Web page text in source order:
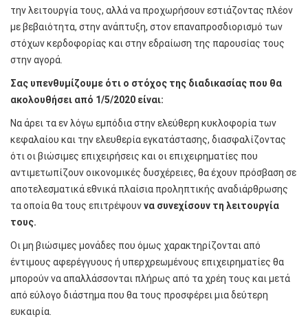
την λειτουργία τους, αλλά να προχωρήσουν εστιάζοντας πλέον
με βεβαιότητα, στην ανάπτυξη, στον επαναπροσδιορισμό των
στόχων κερδοφορίας και στην εδραίωση της παρουσίας τους
στην αγορά.
Σας υπενθυμίζουμε ότι ο στόχος της διαδικασίας που θα
ακολουθήσει από 1/5/2020 είναι:
Να άρει τα εν λόγω εμπόδια στην ελεύθερη κυκλοφορία των
κεφαλαίου και την ελευθερία εγκατάστασης, διασφαλίζοντας
ότι οι βιώσιμες επιχειρήσεις και οι επιχειρηματίες που
αντιμετωπίζουν οικονομικές δυσχέρειες, θα έχουν πρόσβαση σε
αποτελεσματικά εθνικά πλαίσια προληπτικής αναδιάρθρωσης
τα οποία θα τους επιτρέψουννα συνεχίσουν τη λειτουργία
τους.
Οι μη βιώσιμες μονάδες που όμως χαρακτηρίζονται από
έντιμους αφερέγγυους ή υπερχρεωμένους επιχειρηματίες θα
μπορούν να απαλλάσσονται πλήρως από τα χρέη τους και μετά
από εύλογο διάστημα που θα τους προσφέρει μια δεύτερη
ευκαιρία.